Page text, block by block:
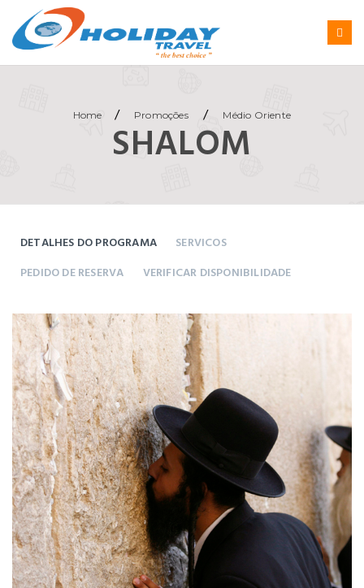
Home / Promoções / Médio Oriente
SHALOM
DETALHES DO PROGRAMA
SERVICOS
PEDIDO DE RESERVA
VERIFICAR DISPONIBILIDADE